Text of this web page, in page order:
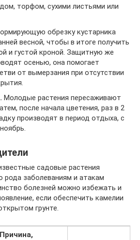
торфом, сухими листьями или
обрезку кустарника
весной, чтобы в итоге получить
и густой кроной. Защитную же
осенью, она помогает
от вымерзания при отсутствии
Молодые растения пересаживают
после начала цветения, раз в 2
производят в период отдыха, с
садовые растения
рода заболеваниям и атакам
болезней можно избежать и
если обеспечить камелии
грунте.
Причина,